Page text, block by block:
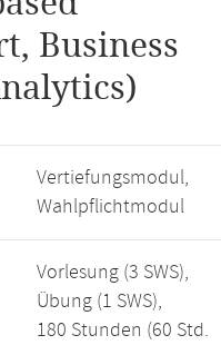
Business
Vertiefungsmodul,
Wahlpflichtmodul
Vorlesung (3 SWS),
Übung (1 SWS),
180 Stunden (60 Std.